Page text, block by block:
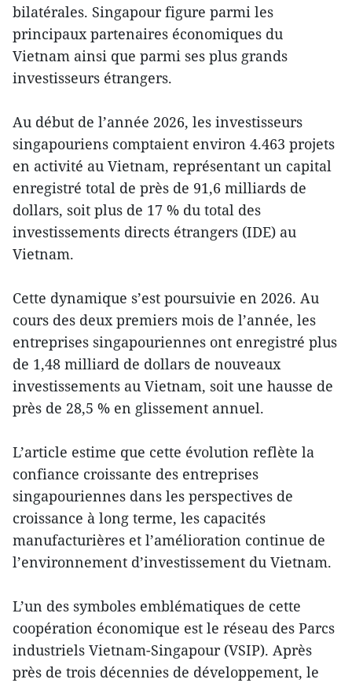
bilatérales. Singapour figure parmi les
principaux partenaires économiques du
Vietnam ainsi que parmi ses plus grands
investisseurs étrangers.
Au début de l’année 2026, les investisseurs
singapouriens comptaient environ 4.463 projets
en activité au Vietnam, représentant un capital
enregistré total de près de 91,6 milliards de
dollars, soit plus de 17 % du total des
investissements directs étrangers (IDE) au
Vietnam.
Cette dynamique s’est poursuivie en 2026. Au
cours des deux premiers mois de l’année, les
entreprises singapouriennes ont enregistré plus
de 1,48 milliard de dollars de nouveaux
investissements au Vietnam, soit une hausse de
près de 28,5 % en glissement annuel.
L’article estime que cette évolution reflète la
confiance croissante des entreprises
singapouriennes dans les perspectives de
croissance à long terme, les capacités
manufacturières et l’amélioration continue de
l’environnement d’investissement du Vietnam.
L’un des symboles emblématiques de cette
coopération économique est le réseau des Parcs
industriels Vietnam-Singapour (VSIP). Après
près de trois décennies de développement, le